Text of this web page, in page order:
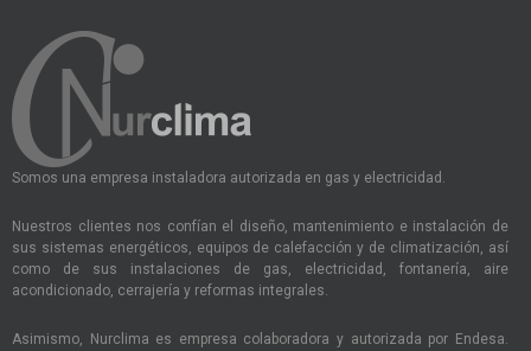
Somos una empresa instaladora autorizada en gas y electricidad.
Nuestros clientes nos confían el diseño, mantenimiento e instalación de
sus sistemas energéticos, equipos de calefacción y de climatización, así
como de sus instalaciones de gas, electricidad, fontanería, aire
acondicionado, cerrajería y reformas integrales.
Asimismo, Nurclima es empresa colaboradora y autorizada por Endesa.